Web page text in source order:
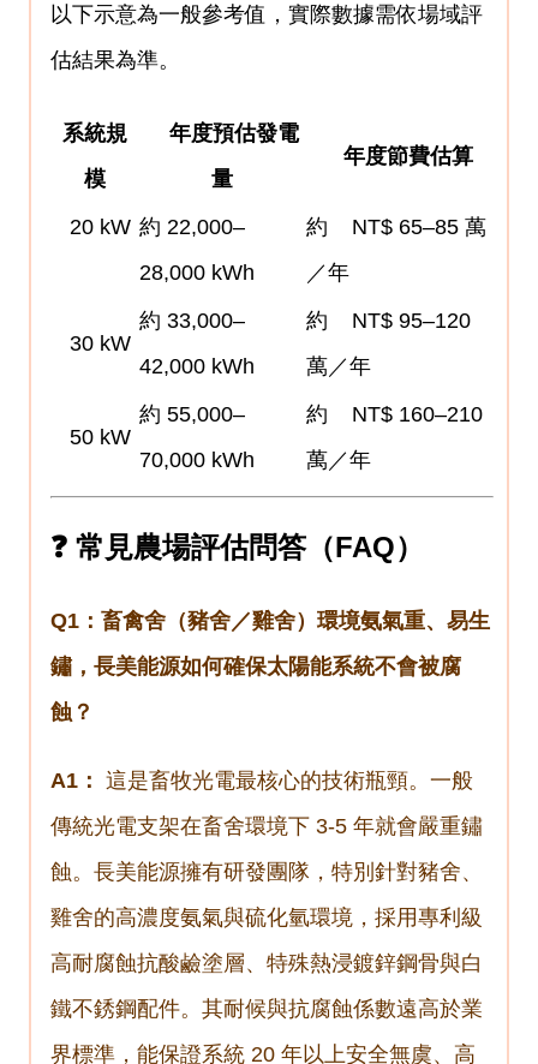
以下示意為一般參考值，實際數據需依場域評
估結果為準。
系統規
模
年度預估發電
量
年度節費估算
20 kW 約 22,000–
28,000 kWh
約 NT$ 65–85 萬
／年
30 kW
約 33,000–
42,000 kWh
約 NT$ 95–120
萬／年
50 kW
約 55,000–
70,000 kWh
約 NT$ 160–210
萬／年
❓ 常見農場評估問答（FAQ）
Q1：畜禽舍（豬舍／雞舍）環境氨氣重、易生
鏽，長美能源如何確保太陽能系統不會被腐
蝕？
A1： 這是畜牧光電最核心的技術瓶頸。一般
傳統光電支架在畜舍環境下 3-5 年就會嚴重鏽
蝕。長美能源擁有研發團隊，特別針對豬舍、
雞舍的高濃度氨氣與硫化氫環境，採用專利級
高耐腐蝕抗酸鹼塗層、特殊熱浸鍍鋅鋼骨與白
鐵不銹鋼配件。其耐候與抗腐蝕係數遠高於業
界標準，能保證系統 20 年以上安全無虞、高